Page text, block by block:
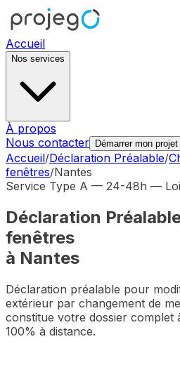
Accueil
Nos services
À propos
Nous contacter
Démarrer mon projet
Accueil/Déclaration Préalable/
fenêtres/Nantes
Service Type A — 24-48h —
Déclaration
fenêtres
à Nantes
Déclaration préalable pour
extérieur par changement de
constitue votre dossier complet
100% à distance.